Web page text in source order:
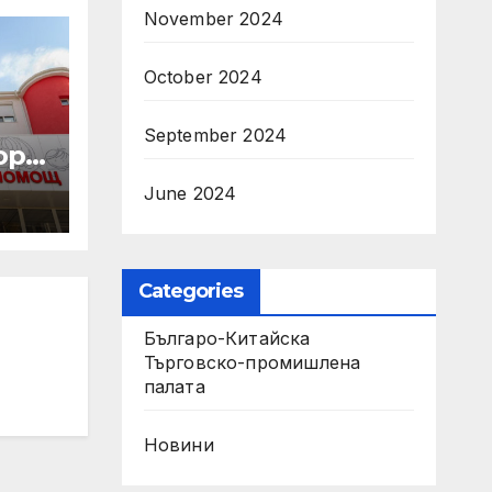
с
November 2024
October 2024
September 2024
June 2024
Categories
Българо-Китайска
Търговско-промишлена
палaта
Новини